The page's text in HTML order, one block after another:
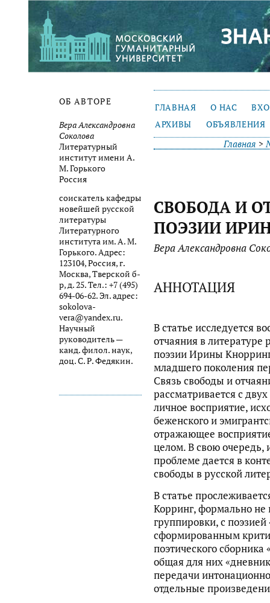
ОБ АВТОРЕ
Вера Александровна
Соколова
Литературный
институт имени А.
М. Горького
Россия
соискатель кафедры
новейшей русской
литературы
Литературного
института им. А. М.
Горького. Адрес:
123104, Россия, г.
Москва, Тверской б-
р, д. 25. Тел.: +7 (495)
694-06-62. Эл. адрес:
sokolova-
vera@yandex.ru.
Научный
руководитель —
канд. филол. наук,
доц. С. Р. Федякин.
ГЛАВНАЯ О НАС
АРХИВЫ
ОБЪЯВЛЕНИЯ
Главная >
СВОБОДА И
ПОЭЗИИ
Вера Александровна
АННОТАЦИЯ
В статье исследуется
отчаяния в литературе
поэзии Ирины
младшего поколения
Связь свободы и
рассматривается с
личное восприятие,
беженского и
отражающее
целом. В свою очередь,
проблеме дается в
свободы в русской
В статье
Корринг, формально не
группировки, с
сформированным
поэтического
общая для них
передачи
отдельные